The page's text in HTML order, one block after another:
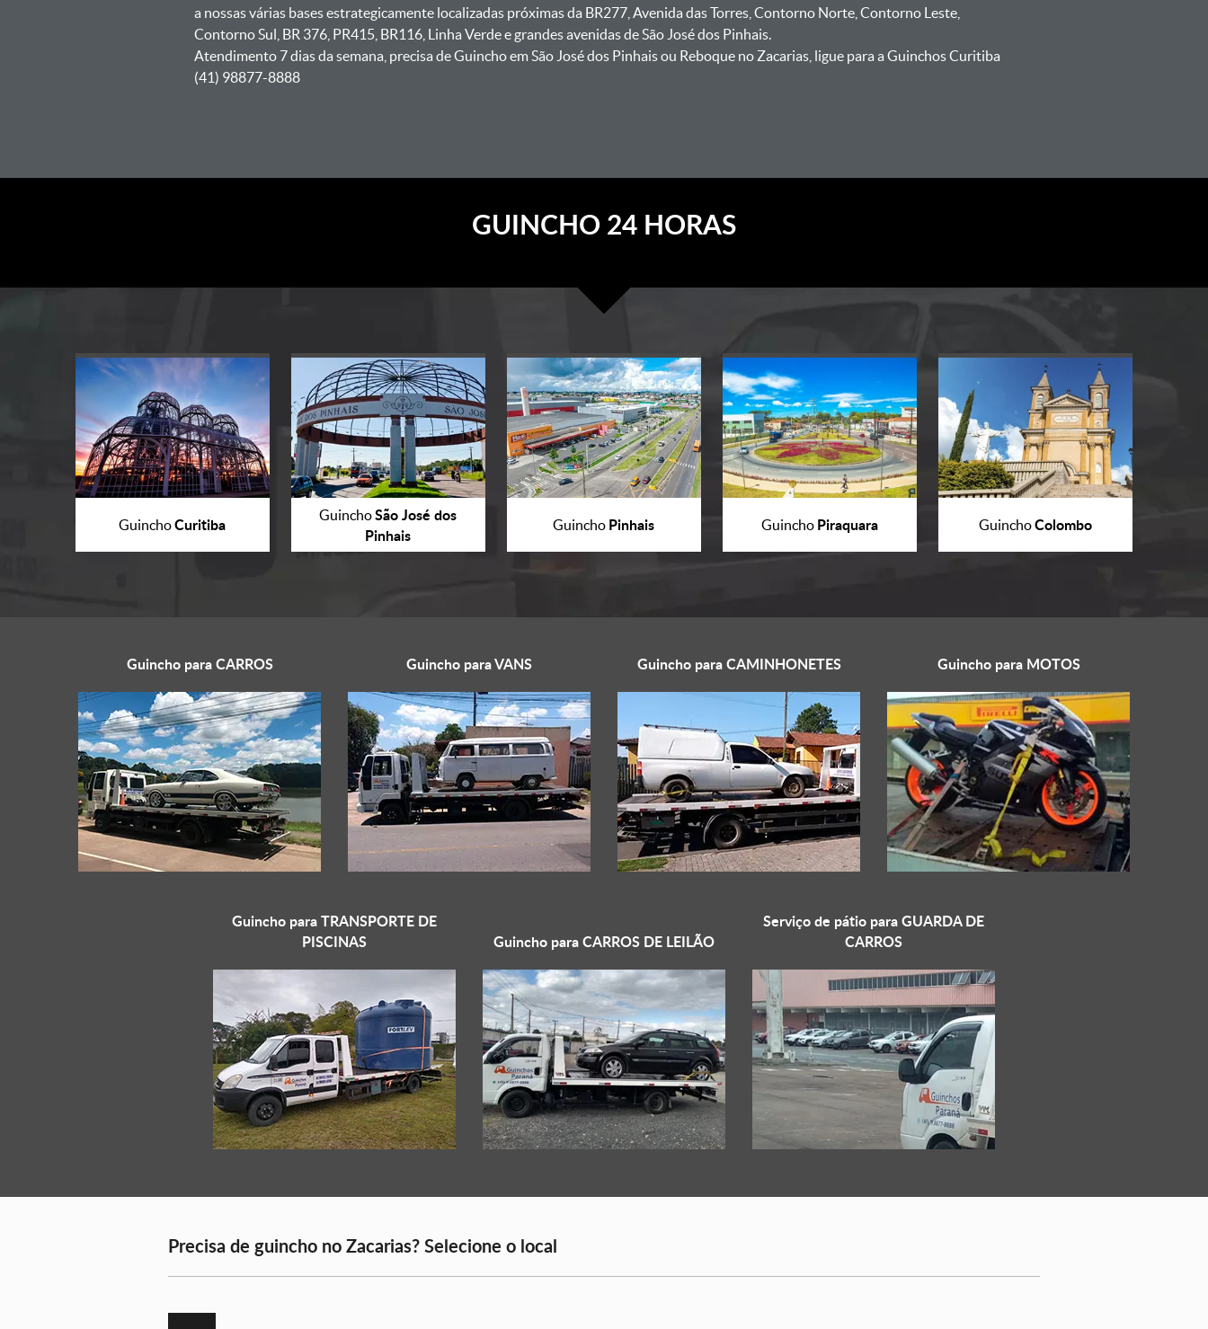
a nossas várias bases estrategicamente localizadas próximas da BR277, Avenida das Torres, Contorno Norte, Contorno Leste,
Contorno Sul, BR 376, PR415, BR116, Linha Verde e grandes avenidas de São José dos Pinhais.
Atendimento 7 dias da semana, precisa de Guincho em São José dos Pinhais ou Reboque no Zacarias, ligue para a Guinchos Curitiba
(41) 98877-8888
GUINCHO 24 HORAS
GuinchoCuritiba GuinchoSão José dos
Pinhais
Guincho Pinhais Guincho Piraquara GuinchoColombo
Guincho paraCARROS Guincho paraVANS Guincho paraCAMINHONETES Guincho para MOTOS
Guincho paraTRANSPORTE DE
PISCINAS
Guincho paraCARROS DE LEILÃO
Serviço de pátio paraGUARDA DE
CARROS
Precisa de guincho no Zacarias? Selecione o local